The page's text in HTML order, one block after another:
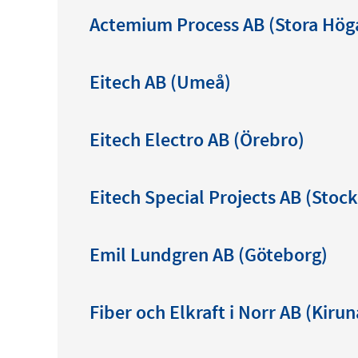
Actemium Process AB (Stora
Eitech AB (Umeå)
Eitech Electro AB (Örebro)
Eitech Special Projects AB
Emil Lundgren AB (Göteborg)
Fiber och Elkraft i Norr AB